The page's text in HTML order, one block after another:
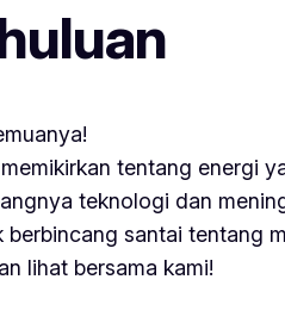
tentang energi
teknologi dan
berbincang santai tentang
lihat bersama kami!